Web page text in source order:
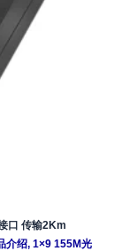
口 传输2Km
介绍, 1×9 155M光